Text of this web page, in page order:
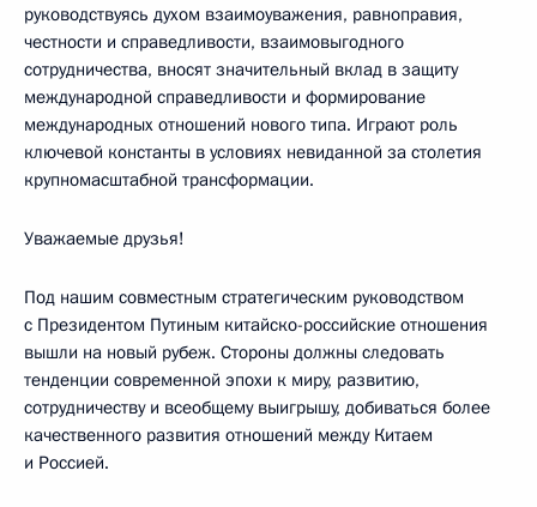
руководствуясь духом взаимоуважения, равноправия,
честности и справедливости, взаимовыгодного
сотрудничества, вносят значительный вклад в защиту
международной справедливости и формирование
международных отношений нового типа. Играют роль
ключевой константы в условиях невиданной за столетия
крупномасштабной трансформации.
Уважаемые друзья!
Под нашим совместным стратегическим руководством
с Президентом Путиным китайско-российские отношения
вышли на новый рубеж. Стороны должны следовать
тенденции современной эпохи к миру, развитию,
сотрудничеству и всеобщему выигрышу, добиваться более
качественного развития отношений между Китаем
и Россией.